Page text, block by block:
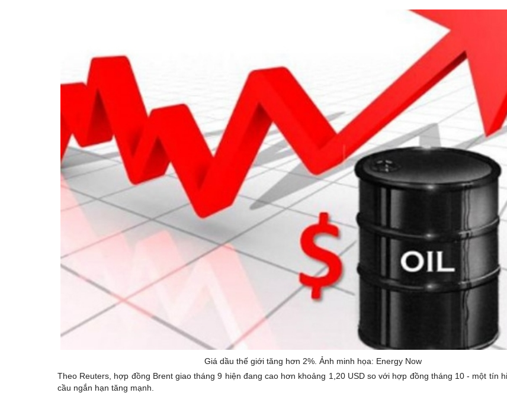
Giá dầu thế giới tăng hơn 2%. Ảnh minh họa: Energy Now
Theo Reuters, hợp đồng Brent giao tháng 9 hiện đang cao hơn khoảng 1,20 USD so với hợp đồng tháng 10 - một tín
cầu ngắn hạn tăng mạnh.